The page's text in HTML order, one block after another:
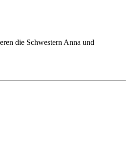
die Schwestern Anna und